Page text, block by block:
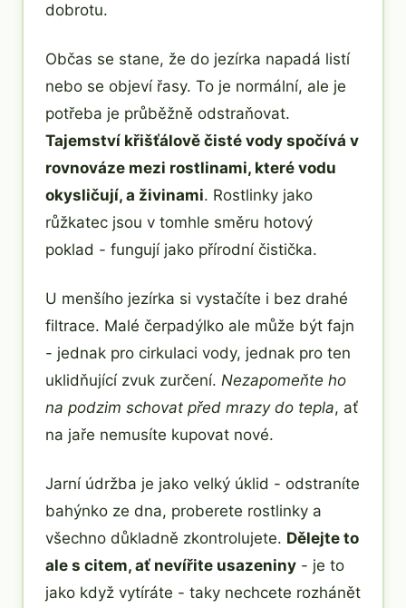
dobrotu.
Občas se stane, že do jezírka napadá listí
nebo se objeví řasy. To je normální, ale je
potřeba je průběžně odstraňovat.
Tajemství křišťálově čisté vody spočívá v
rovnováze mezi rostlinami, které vodu
okysličují, a živinami. Rostlinky jako
růžkatec jsou v tomhle směru hotový
poklad - fungují jako přírodní čistička.
U menšího jezírka si vystačíte i bez drahé
filtrace. Malé čerpadýlko ale může být fajn
- jednak pro cirkulaci vody, jednak pro ten
uklidňující zvuk zurčení. Nezapomeňte ho
na podzim schovat před mrazy do tepla, ať
na jaře nemusíte kupovat nové.
Jarní údržba je jako velký úklid - odstraníte
bahýnko ze dna, proberete rostlinky a
všechno důkladně zkontrolujete. Dělejte to
ale s citem, ať nevířite usazeniny - je to
jako když vytíráte - taky nechcete rozhánět